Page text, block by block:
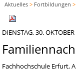
Aktuelles > Fortbildungen >
DIENSTAG, 30.
Fachhochschule Erfurt,